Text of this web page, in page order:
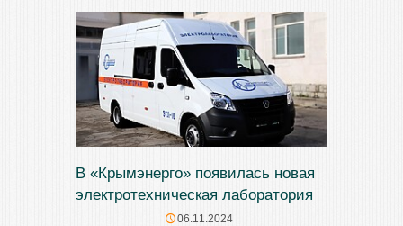
В «Крымэнерго» появилась новая
электротехническая лаборатория
06.11.2024